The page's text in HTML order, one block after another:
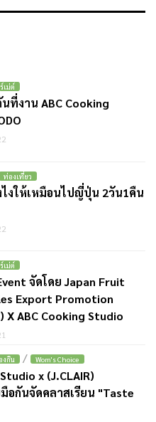
เม่ต์
ที่งาน ABC Cooking
ท่องเที่ยว
ไงให้เหมือนไปญี่ปุ่น 2วัน1คืน
เม่ต์
จัดโดย Japan Fruit
Export Promotion
X ABC Cooking Studio
งกิน / Wom's Choice
x (J.CLAIR)
อกันจัดคลาสเรียน "Taste